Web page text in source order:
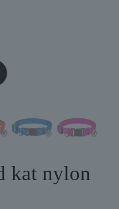
kat nylon